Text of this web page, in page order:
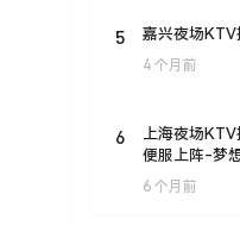
5 嘉兴夜场KTV
4 个月前
6
上海夜场
便服上阵-梦
6 个月前